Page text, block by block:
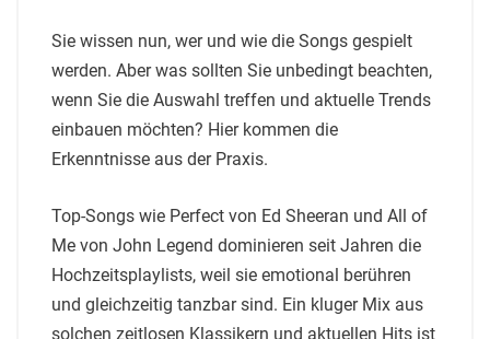
Sie wissen nun, wer und wie die Songs gespielt
werden. Aber was sollten Sie unbedingt beachten,
wenn Sie die Auswahl treffen und aktuelle Trends
einbauen möchten? Hier kommen die
Erkenntnisse aus der Praxis.
Top-Songs wie Perfect von Ed Sheeran und All of
Me von John Legend dominieren seit Jahren die
Hochzeitsplaylists, weil sie emotional berühren
und gleichzeitig tanzbar sind. Ein kluger Mix aus
solchen zeitlosen Klassikern und aktuellen Hits ist